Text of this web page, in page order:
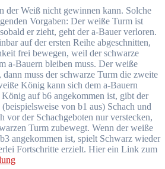
der Weiß nicht gewinnen kann. Solche
Vorgaben: Der weiße Turm ist
er zieht, geht der a-Bauer verloren.
auf der ersten Reihe abgeschnitten,
frei bewegen, weil der schwarze
a-Bauern bleiben muss. Der weiße
muss der schwarze Turm die zweite
König kann sich dem a-Bauern
auf b6 angekommen ist, gibt der
von b1 aus) Schach und
vor der Schachgeboten nur verstecken,
Turm zubewegt. Wenn der weiße
angekommen ist, spielt Schwarz wieder
Fortschritte erzielt. Hier ein Link zum